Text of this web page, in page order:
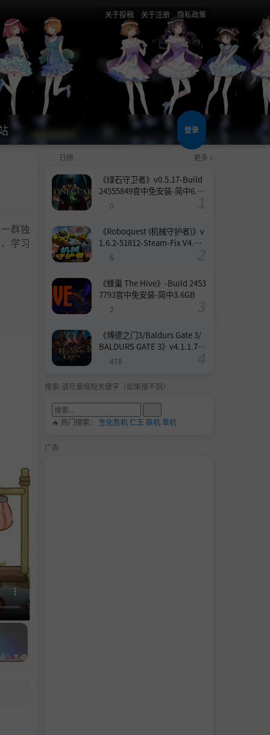
关于投稿 关于注册 隐私政策
登录
群独
学习
日榜 更多 »
《绿石守卫者》v0.5.17-Build
24555849官中免安装-简中6.6
0
《Roboquest (机械守护者)》v
1.6.2-51812-Steam-Fix V4.联
机版官中简体
6
《蜂巢 The Hive》-Build 2453
7793官中免安装-简中3.6GB
2
《博德之门3/Baldurs Gate 3/
BALDURS GATE 3》v4.1.1.739
8727-Build 24532579官中免安
478
搜索-请尽量缩短关键字（如果搜不到）
🔥 热门搜索： 生化危机仁王 联机单机
广告